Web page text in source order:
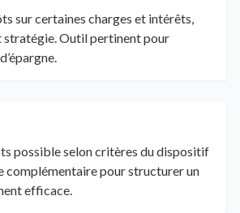
sur certaines charges et intérêts,
Outil pertinent pour
possible selon critères du dispositif
complémentaire pour structurer un
efficace.